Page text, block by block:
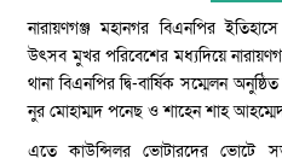
নারায়ণগঞ্জ মহানগর বিএনপির
উৎসব মুখর পরিবেশের মধ্যদিয়ে
থানা বিএনপির দ্বি-বার্ষিক সম্মেলন
নুর মোহাম্মদ পনেছ ও শাহেন শাহ আহম্মেদ
এতে কাউন্সিলর ভোটারদের ভোটে